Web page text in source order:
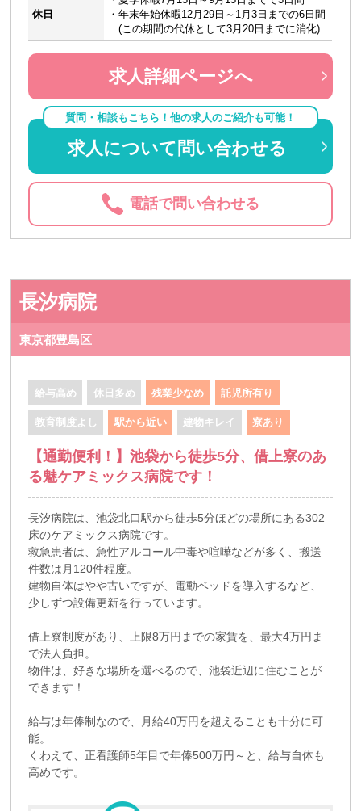
休日
・年末年始休暇12月29日～1月3日までの6日間
(この期間の代休として3月20日までに消化)
求人詳細ページへ
質問・相談もこちら！他の求人のご紹介も可能！
求人について問い合わせる
電話で問い合わせる
長汐病院
東京都豊島区
給与高め 休日多め 残業少なめ 託児所有り
教育制度よし 駅から近い 建物キレイ 寮あり
【通勤便利！】池袋から徒歩5分、借上寮のあ
る魅ケアミックス病院です！
長汐病院は、池袋北口駅から徒歩5分ほどの場所にある302
床のケアミックス病院です。
救急患者は、急性アルコール中毒や喧嘩などが多く、搬送
件数は月120件程度。
建物自体はやや古いですが、電動ベッドを導入するなど、
少しずつ設備更新を行っています。
借上寮制度があり、上限8万円までの家賃を、最大4万円ま
で法人負担。
物件は、好きな場所を選べるので、池袋近辺に住むことが
できます！
給与は年俸制なので、月給40万円を超えることも十分に可
能。
くわえて、正看護師5年目で年俸500万円～と、給与自体も
高めです。